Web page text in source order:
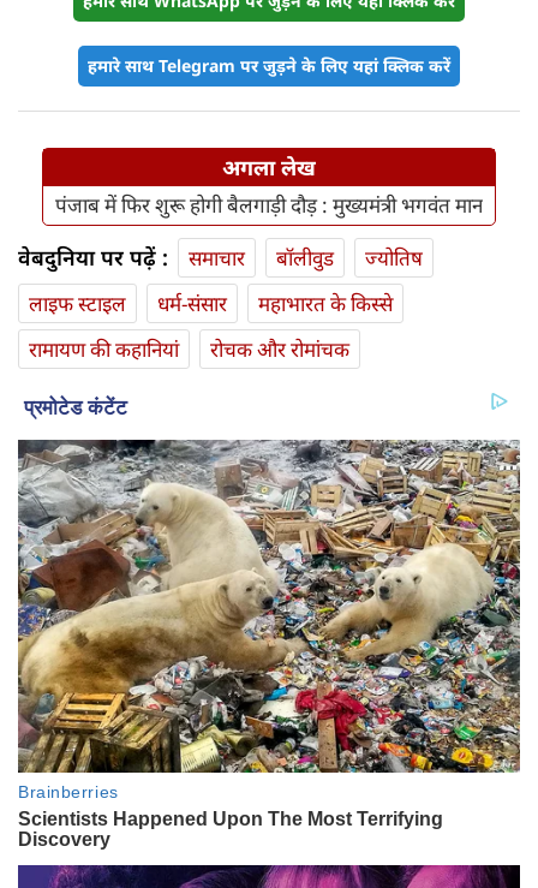
हमारे साथ Telegram पर जुड़ने के लिए यहां क्लिक करें
अगला लेख
पंजाब में फिर शुरू होगी बैलगाड़ी दौड़ : मुख्यमंत्री भगवंत मान
वेबदुनिया पर पढ़ें : समाचार बॉलीवुड
ज्योतिष
लाइफ स्‍टाइल
धर्म-संसार
महाभारत के किस्से
रामायण की कहानियां
रोचक और रोमांचक